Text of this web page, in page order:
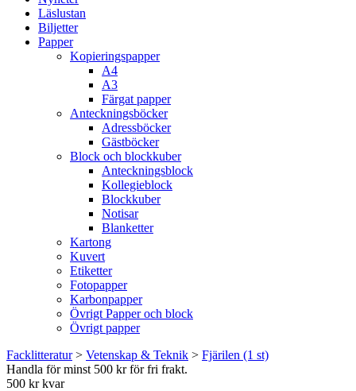
Läslustan
Biljetter
Papper
Kopieringspapper
A4
A3
Färgat papper
Anteckningsböcker
Adressböcker
Gästböcker
Block och blockkuber
Anteckningsblock
Kollegieblock
Blockkuber
Notisar
Blanketter
Kartong
Kuvert
Etiketter
Fotopapper
Karbonpapper
Övrigt Papper och block
Övrigt papper
Facklitteratur> Vetenskap & Teknik > Fjärilen (1 st)
Handla för minst 500 kr för fri frakt.
500 kr kvar